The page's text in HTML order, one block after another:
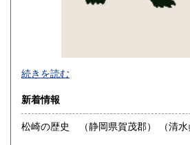
当店は、適格請求書発行事業者です。
適格請求書発行事業者登録番号：
昭和23年創業、静岡県古書籍商組合連
す。
通販にて3万点出品中、卸売を含め多彩
続きを読む
新着情報
松崎の歴史 （静岡県